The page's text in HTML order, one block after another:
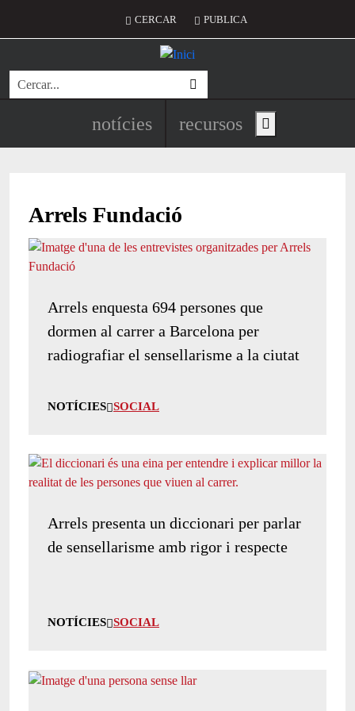
Menú del compte d'usuari
CERCAR PUBLICA
Cerca
Navegació principal de
notícies recursos Show main menu
Arrels Fundació
Arrels enquesta 694 persones que
dormen al carrer a Barcelona per
radiografiar el sensellarisme a la ciutat
NOTÍCIES SOCIAL
Arrels presenta un diccionari per parlar
de sensellarisme amb rigor i respecte
NOTÍCIES SOCIAL